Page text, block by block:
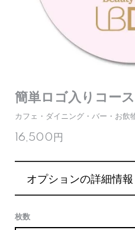
簡単ロゴ入りコー
カフェ・ダイニング・バー・お飲
16,500円
オプションの詳細情報
枚数